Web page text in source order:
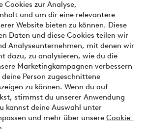
zur Analyse,
und um dir eine relevantere
Website bieten zu können. Diese
Daten und diese Cookies teilen wir
Analyseunternehmen, mit denen wir
dazu, zu analysieren, wie du die
Marketingkampagnen verbessern
Person zugeschnittene
zu können. Wenn du auf
stimmst du unserer Anwendung
kannst deine Auswahl unter
und mehr über unsere Cookie-
- Jetzt bezahlen oder aufteilen
du mehr über unsere
erfahren?